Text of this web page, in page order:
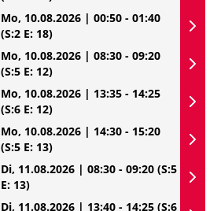
Mo, 10.08.2026 | 00:50 - 01:40
(S:2 E: 18)
Mo, 10.08.2026 | 08:30 - 09:20
(S:5 E: 12)
Mo, 10.08.2026 | 13:35 - 14:25
(S:6 E: 12)
Mo, 10.08.2026 | 14:30 - 15:20
(S:5 E: 13)
Di, 11.08.2026 | 08:30 - 09:20 (S:5
E: 13)
Di, 11.08.2026 | 13:40 - 14:25 (S:6